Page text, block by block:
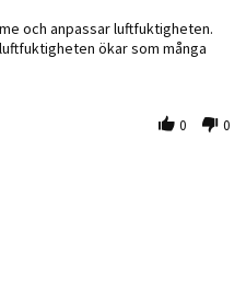
och anpassar luftfuktigheten.
ökar som många
0 0